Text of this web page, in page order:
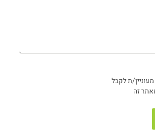
מעוניין/ת לקבל
זה